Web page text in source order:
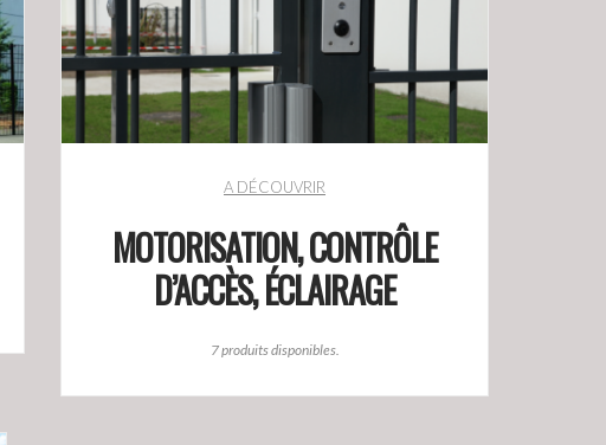
A DÉCOUVRIR
MOTORISATION, CONTRÔLE
D’ACCÈS, ÉCLAIRAGE
7 produits disponibles.